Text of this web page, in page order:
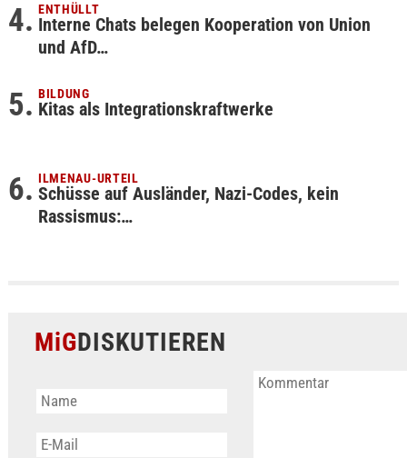
ENTHÜLLT
Interne Chats belegen Kooperation von Union
und AfD…
BILDUNG
Kitas als Integrationskraftwerke
ILMENAU-URTEIL
Schüsse auf Ausländer, Nazi-Codes, kein
Rassismus:…
MiGDISKUTIEREN